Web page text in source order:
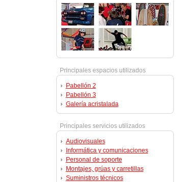
Principales espacios utilizados
Pabellón 2
Pabellón 3
Galería acristalada
Principales servicios utilizados
Audiovisuales
Informática y comunicaciones
Personal de soporte
Montajes, grúas y carretillas
Suministros técnicos